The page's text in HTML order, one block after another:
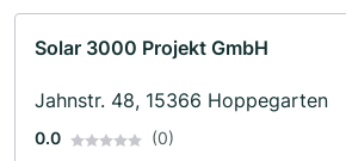
Solar 3000 Projekt GmbH
Jahnstr. 48, 15366 Hoppegarten
0.0 (0)